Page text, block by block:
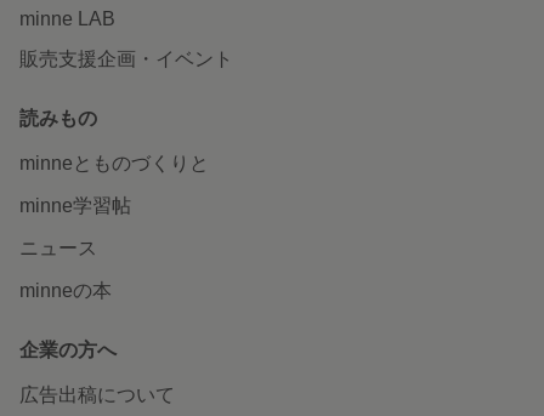
minne LAB
販売支援企画・イベント
読みもの
minneとものづくりと
minne学習帖
ニュース
minneの本
企業の方へ
広告出稿について